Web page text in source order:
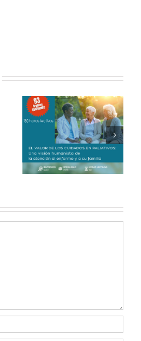
CURSO ONLINE (SEMI-
PRESENCIAL) – El valor
de los cuidados en
paliativos